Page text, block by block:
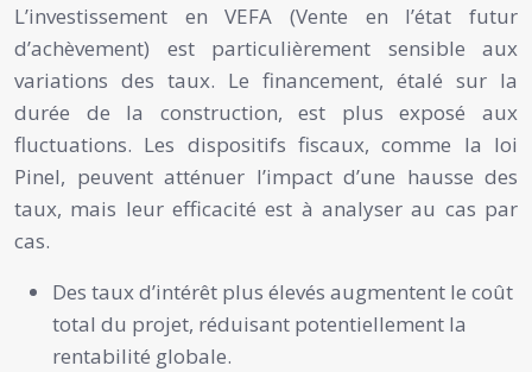
L’investissement en VEFA (Vente en l’état futur
d’achèvement) est particulièrement sensible aux
variations des taux. Le financement, étalé sur la
durée de la construction, est plus exposé aux
fluctuations. Les dispositifs fiscaux, comme la loi
Pinel, peuvent atténuer l’impact d’une hausse des
taux, mais leur efficacité est à analyser au cas par
cas.
Des taux d’intérêt plus élevés augmentent le coût
total du projet, réduisant potentiellement la
rentabilité globale.